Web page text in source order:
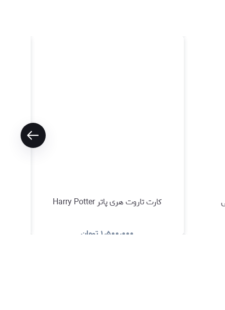
کارت تاروت هری پاتر Harry Potter
۱٫۵۰۰٫۰۰۰ تومان